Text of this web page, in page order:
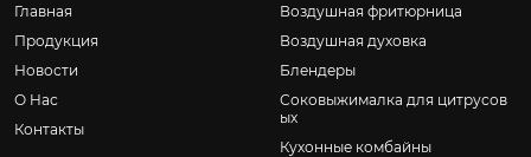
Главная
Продукция
Новости
О Hас
Контакты
Воздушная фритюрница
Воздушная духовка
Блендеры
Соковыжималка для цитрусов
ых
Кухонные комбайны